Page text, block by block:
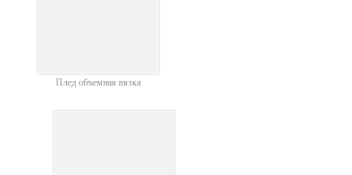
Плед объемная вязка